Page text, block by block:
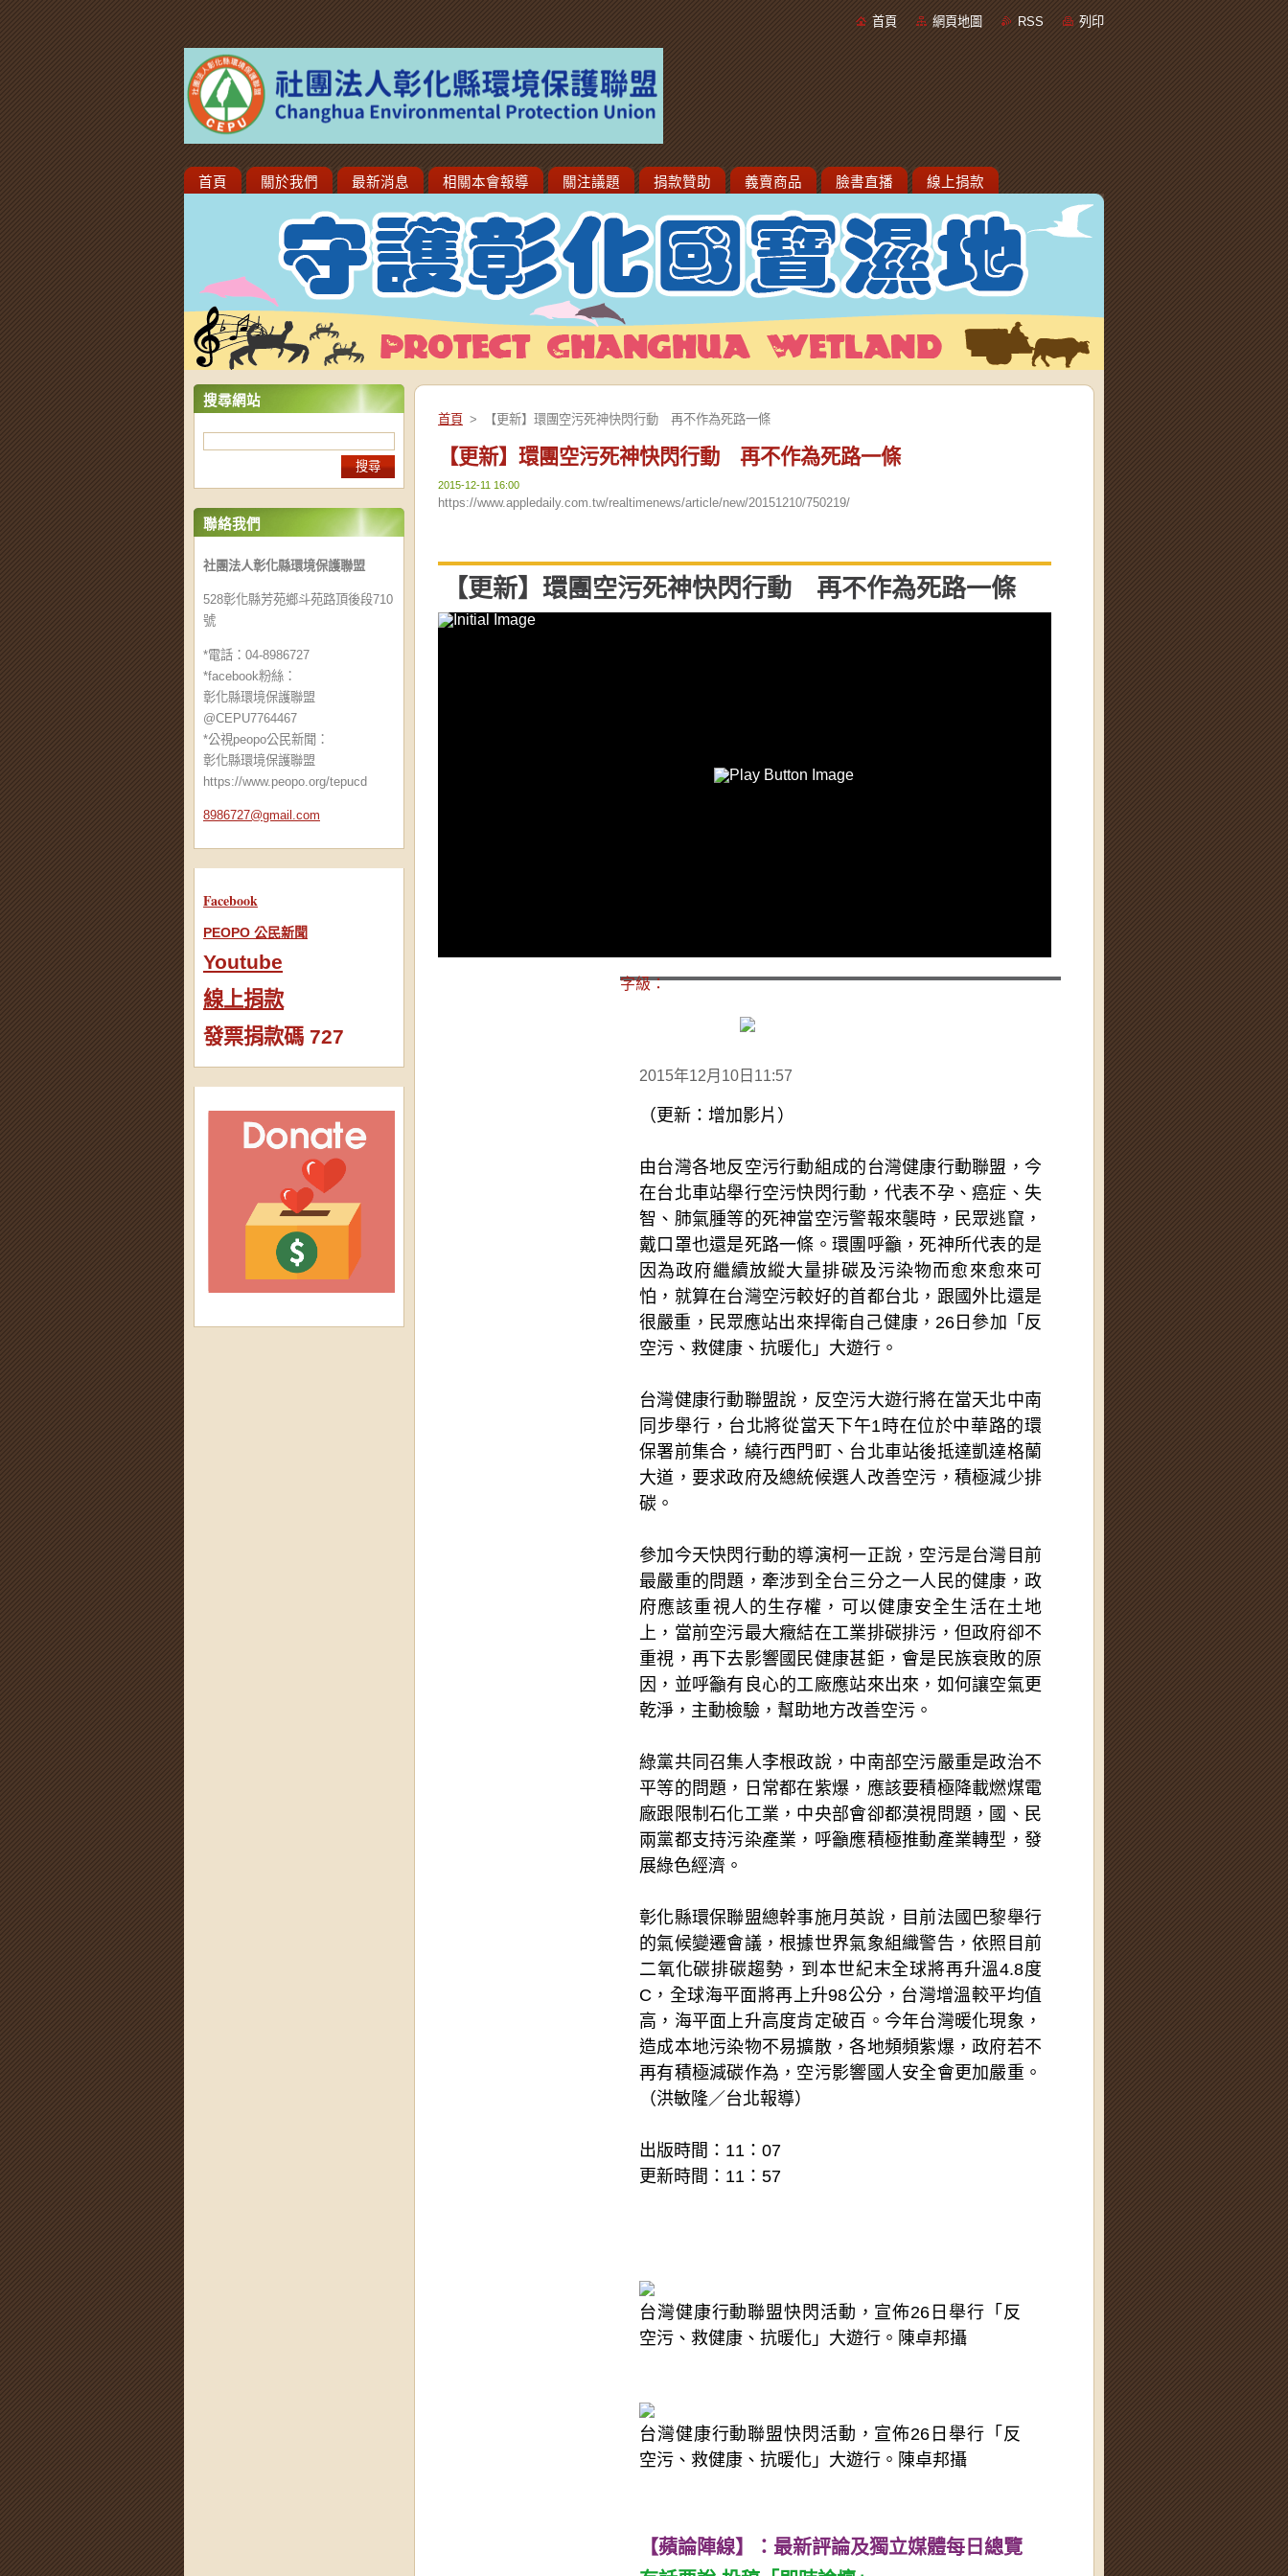
首頁 網頁地圖 RSS 列印
首頁 關於我們 最新消息 相關本會報導 關注議題 捐款贊助 義賣商品 臉書直播 線上捐款
搜尋網站
聯絡我們
社團法人彰化縣環境保護聯盟
528彰化縣芳苑鄉斗苑路頂後段710
號
*電話：04-8986727
*facebook粉絲：
彰化縣環境保護聯盟
@CEPU7764467
*公視peopo公民新聞：
彰化縣環境保護聯盟
https://www.peopo.org/tepucd
8986727@gmail.com
Facebook
PEOPO 公民新聞
Youtube
線上捐款
發票捐款碼 727
首頁 > 【更新】環團空污死神快閃行動 再不作為死路一條
【更新】環團空污死神快閃行動 再不作為死路一條
2015-12-11 16:00
https://www.appledaily.com.tw/realtimenews/article/new/20151210/750219/
【更新】環團空污死神快閃行動 再不作為死路一條
字級：
2015年12月10日11:57
（更新：增加影片）
由台灣各地反空污行動組成的台灣健康行動聯盟，今
在台北車站舉行空污快閃行動，代表不孕、癌症、失
智、肺氣腫等的死神當空污警報來襲時，民眾逃竄，
戴口罩也還是死路一條。環團呼籲，死神所代表的是
因為政府繼續放縱大量排碳及污染物而愈來愈來可
怕，就算在台灣空污較好的首都台北，跟國外比還是
很嚴重，民眾應站出來捍衛自己健康，26日參加「反
空污、救健康、抗暖化」大遊行。
台灣健康行動聯盟說，反空污大遊行將在當天北中南
同步舉行，台北將從當天下午1時在位於中華路的環
保署前集合，繞行西門町、台北車站後抵達凱達格蘭
大道，要求政府及總統候選人改善空污，積極減少排
碳。
參加今天快閃行動的導演柯一正說，空污是台灣目前
最嚴重的問題，牽涉到全台三分之一人民的健康，政
府應該重視人的生存權，可以健康安全生活在土地
上，當前空污最大癥結在工業排碳排污，但政府卻不
重視，再下去影響國民健康甚鉅，會是民族衰敗的原
因，並呼籲有良心的工廠應站來出來，如何讓空氣更
乾淨，主動檢驗，幫助地方改善空污。
綠黨共同召集人李根政說，中南部空污嚴重是政治不
平等的問題，日常都在紫爆，應該要積極降載燃煤電
廠跟限制石化工業，中央部會卻都漠視問題，國、民
兩黨都支持污染產業，呼籲應積極推動產業轉型，發
展綠色經濟。
彰化縣環保聯盟總幹事施月英說，目前法國巴黎舉行
的氣候變遷會議，根據世界氣象組織警告，依照目前
二氧化碳排碳趨勢，到本世紀末全球將再升溫4.8度
C，全球海平面將再上升98公分，台灣增溫較平均值
高，海平面上升高度肯定破百。今年台灣暖化現象，
造成本地污染物不易擴散，各地頻頻紫爆，政府若不
再有積極減碳作為，空污影響國人安全會更加嚴重。
（洪敏隆／台北報導）
出版時間：11：07
更新時間：11：57
台灣健康行動聯盟快閃活動，宣佈26日舉行「反
空污、救健康、抗暖化」大遊行。陳卓邦攝
台灣健康行動聯盟快閃活動，宣佈26日舉行「反
空污、救健康、抗暖化」大遊行。陳卓邦攝
【蘋論陣線】：最新評論及獨立媒體每日總覽